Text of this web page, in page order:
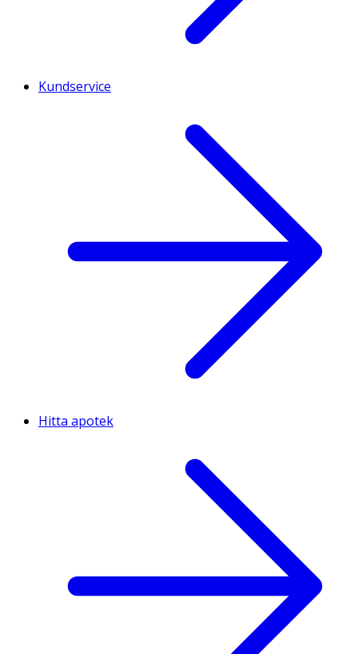
Kundservice
Hitta apotek